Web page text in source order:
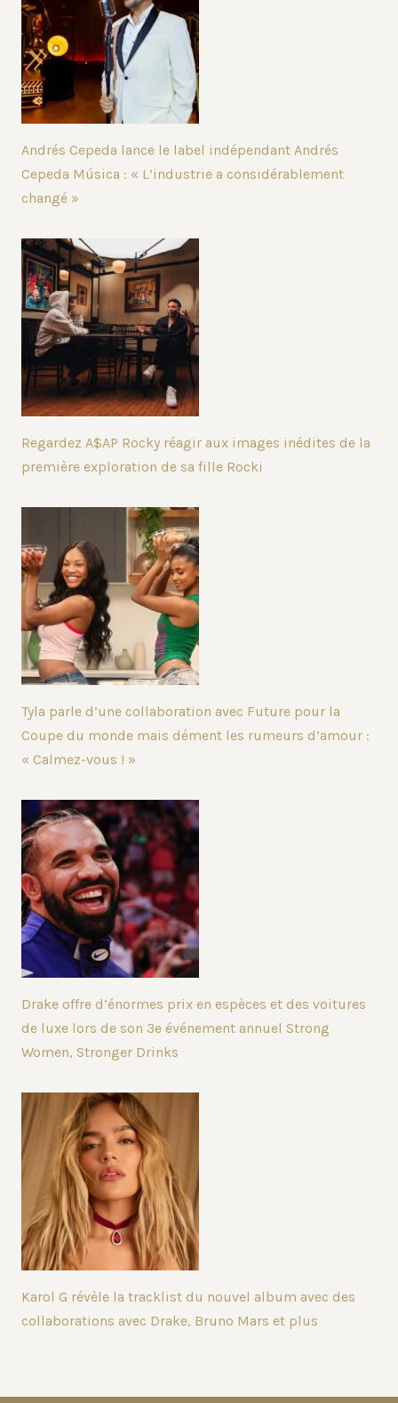
Andrés Cepeda lance le label indépendant Andrés
Cepeda Música : « L’industrie a considérablement
changé »
Regardez A$AP Rocky réagir aux images inédites de la
première exploration de sa fille Rocki
Tyla parle d’une collaboration avec Future pour la
Coupe du monde mais dément les rumeurs d’amour :
« Calmez-vous ! »
Drake offre d’énormes prix en espèces et des voitures
de luxe lors de son 3e événement annuel Strong
Women, Stronger Drinks
Karol G révèle la tracklist du nouvel album avec des
collaborations avec Drake, Bruno Mars et plus